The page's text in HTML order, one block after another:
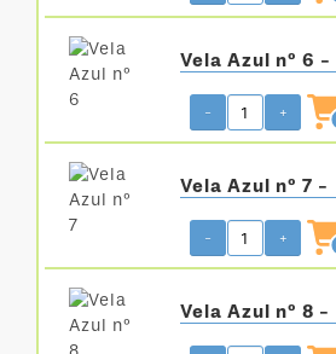
Vela Azul nº 6 -
- +
Vela Azul nº 7 -
- +
Vela Azul nº 8 -